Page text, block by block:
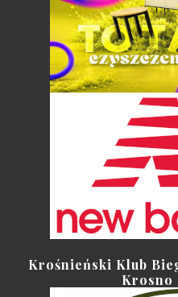
Krośnieński Klub
Krosno